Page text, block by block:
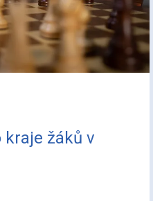
kraje žáků v